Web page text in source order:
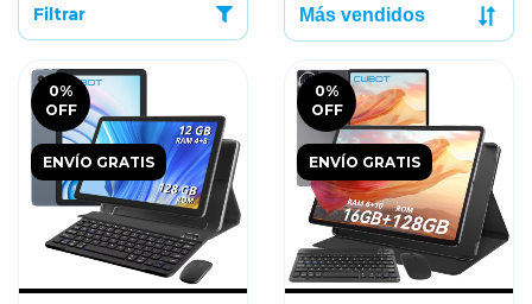
Filtrar
0%
OFF
ENVÍO GRATIS
0%
OFF
ENVÍO GRATIS